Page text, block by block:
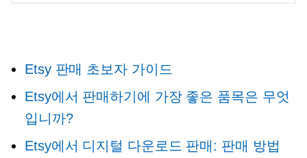
Etsy 판매 초보자 가이드
Etsy에서 판매하기에 가장 좋은 품목은 무엇
입니까?
Etsy에서 디지털 다운로드 판매: 판매 방법